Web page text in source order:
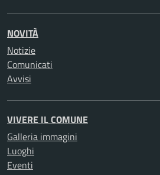
NOVITÀ
Notizie
Comunicati
Avvisi
VIVERE IL COMUNE
Galleria immagini
Luoghi
Eventi